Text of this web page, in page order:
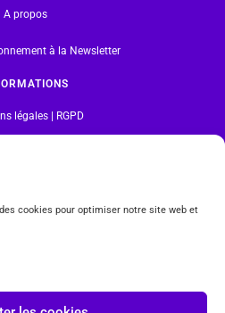
cookies pour optimiser notre site web et
A propos
à la Newsletter
légales | RGPD
de rétractation
par LEGO exclusivement. LEGO® est une
propriétaires des marques respectives citées sur le site